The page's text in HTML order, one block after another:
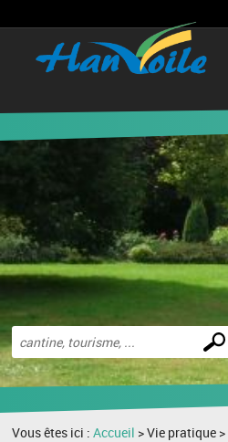
Effectuer
une
recherche
Vous êtes ici :Accueil > Vie pratique >